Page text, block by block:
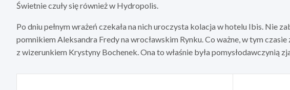
Świetnie czuły się również w Hydropolis.
Po dniu pełnym wrażeń czekała na nich uroczysta kolacja w hotelu Ibis. Nie
pomnikiem Aleksandra Fredy na wrocławskim Rynku. Co ważne, w tym
z wizerunkiem Krystyny Bochenek. Ona to właśnie była pomysłodawczynią